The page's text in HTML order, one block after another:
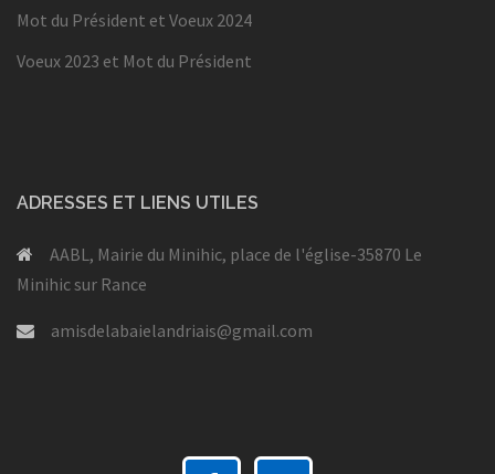
Mot du Président et Voeux 2024
Voeux 2023 et Mot du Président
ADRESSES ET LIENS UTILES
AABL, Mairie du Minihic, place de l'église-35870 Le
Minihic sur Rance
amisdelabaielandriais@gmail.com